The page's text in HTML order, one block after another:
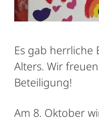
Es gab herrliche
Alters. Wir
Beteiligung!
Am 8. Oktober